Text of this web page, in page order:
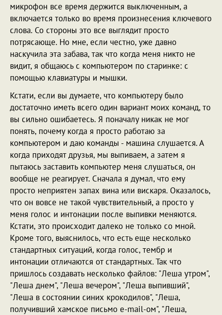
микрофон все время держится выключенным, а
включается только во время произнесения ключевого
слова. Со стороны это все выглядит просто
потрясающе. Но мне, если честно, уже давно
наскучила эта забава, так что когда меня никто не
видит, я общаюсь с компьютером по старинке: с
помощью клавиатуры и мышки.
Кстати, если вы думаете, что компьютеру было
достаточно иметь всего один вариант моих команд, то
вы сильно ошибаетесь. Я поначалу никак не мог
понять, почему когда я просто работаю за
компьютером и даю команды - машина слушается. А
когда приходят друзья, мы выпиваем, а затем я
пытаюсь заставить компьютер меня слушаться, он
вообще не реагирует. Сначала я думал, что ему
просто неприятен запах вина или вискаря. Оказалось,
что он вовсе не такой чувствительный, а просто у
меня голос и интонации после выпивки меняются.
Кстати, это происходит далеко не только со мной.
Кроме того, выяснилось, что есть еще несколько
стандартных ситуаций, когда голос, тембр и
интонации отличаются от стандартных. Так что
пришлось создавать несколько файлов: "Леша утром",
"Леша днем", "Леша вечером", "Леша выпивший",
"Леша в состоянии синих крокодилов", "Леша,
получивший хамское письмо e-mail-ом", "Леша,